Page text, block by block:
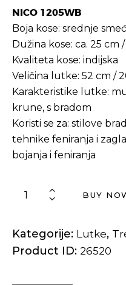
NICO 1205WB
Boja kose: srednje
Dužina kose: ca. 25 cm /
Kvaliteta kose: indijska
Veličina lutke: 52 cm /
Karakteristike lutke:
krune, s bradom
Koristi se za: stilove
tehnike feniranja i
bojanja i feniranja
BUY
Kategorije: Lutke,
Product ID: 26520